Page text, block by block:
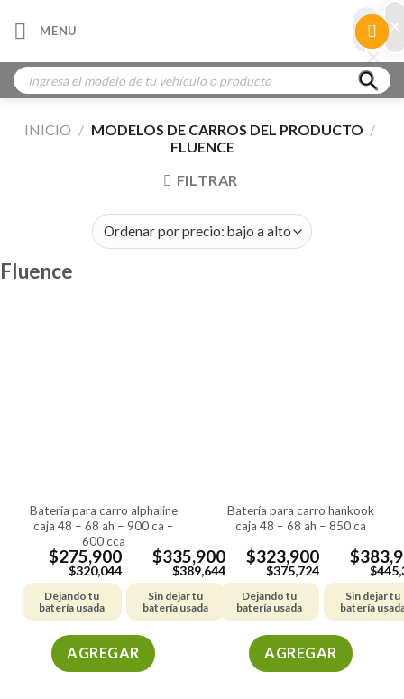
MENU
Búsqueda
de
productos
INICIO / MODELOS DE CARROS DEL PRODUCTO /
FLUENCE
FILTRAR
Fluence
batería para carro alphaline
caja 48 – 68 ah – 900 ca –
600 cca
$275,900
$320,044
Dejando tu
batería usada
-
$335,900
$389,644
Sin dejar tu
batería usada
AGREGAR
batería para carro hankook
caja 48 – 68 ah – 850 ca
$323,900
$375,724
Dejando tu
batería usada
-
$
$
Sin dejar tu
batería
AGREGAR
×
×
×
×